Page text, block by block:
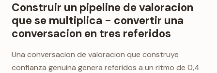
Construir un pipeline de valoracion
que se multiplica - convertir una
conversacion en tres referidos
Una conversacion de valoracion que construye
confianza genuina genera referidos a un ritmo de 0,4